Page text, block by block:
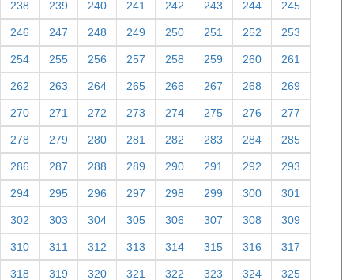
230 231 232 233 234 235 236 237
238 239 240 241 242 243 244 245
246 247 248 249 250 251 252 253
254 255 256 257 258 259 260 261
262 263 264 265 266 267 268 269
270 271 272 273 274 275 276 277
278 279 280 281 282 283 284 285
286 287 288 289 290 291 292 293
294 295 296 297 298 299 300 301
302 303 304 305 306 307 308 309